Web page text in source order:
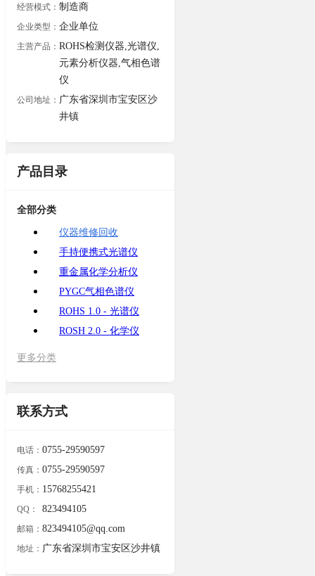
经营模式： 制造商
企业类型： 企业单位
主营产品： ROHS检测仪器,光谱仪,
元素分析仪器,气相色谱
仪
公司地址： 广东省深圳市宝安区沙
井镇
产品目录
全部分类
仪器维修回收
手持便携式光谱仪
重金属化学分析仪
PYGC气相色谱仪
ROHS 1.0 - 光谱仪
ROSH 2.0 - 化学仪
更多分类
联系方式
电话： 0755-29590597
传真： 0755-29590597
手机： 15768255421
QQ： 823494105
邮箱： 823494105@qq.com
地址： 广东省深圳市宝安区沙井镇